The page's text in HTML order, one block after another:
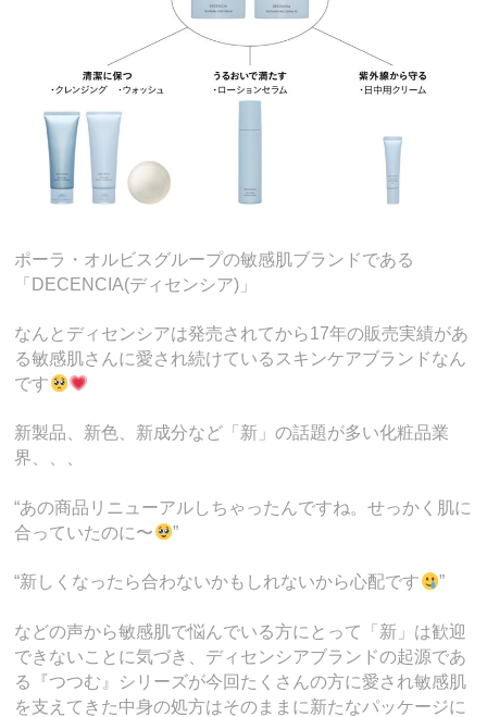
ポーラ・オルビスグループの敏感肌ブランドである
「DECENCIA(ディセンシア)」
なんとディセンシアは発売されてから17年の販売実績があ
る敏感肌さんに愛され続けているスキンケアブランドなん
です
新製品、新色、新成分など「新」の話題が多い化粧品業
界、、、
“あの商品リニューアルしちゃったんですね。せっかく肌に
合っていたのに〜
”
“新しくなったら合わないかもしれないから心配です ”
などの声から敏感肌で悩んでいる方にとって「新」は歓迎
できないことに気づき、ディセンシアブランドの起源であ
る『つつむ』シリーズが今回たくさんの方に愛され敏感肌
を支えてきた中身の処方はそのままに新たなパッケージに